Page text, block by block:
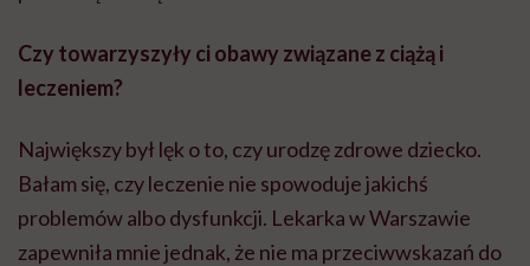
Czy towarzyszyły ci obawy związane z ciążą i
leczeniem?
Największy był lęk o to, czy urodzę zdrowe dziecko.
Bałam się, czy leczenie nie spowoduje jakichś
problemów albo dysfunkcji. Lekarka w Warszawie
zapewniła mnie jednak, że nie ma przeciwwskazań do